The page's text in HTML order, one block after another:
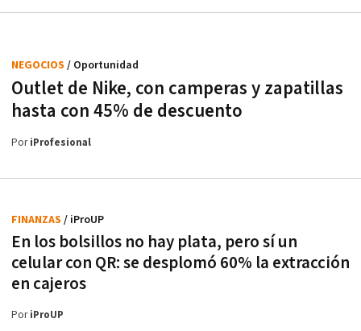
Outlet de Nike, con camperas y zapatillas
hasta con 45% de descuento
NEGOCIOS / Oportunidad
PoriProfesional
En los bolsillos no hay plata, pero sí un
celular con QR: se desplomó 60% la extracción
en cajeros
FINANZAS / iProUP
PoriProUP